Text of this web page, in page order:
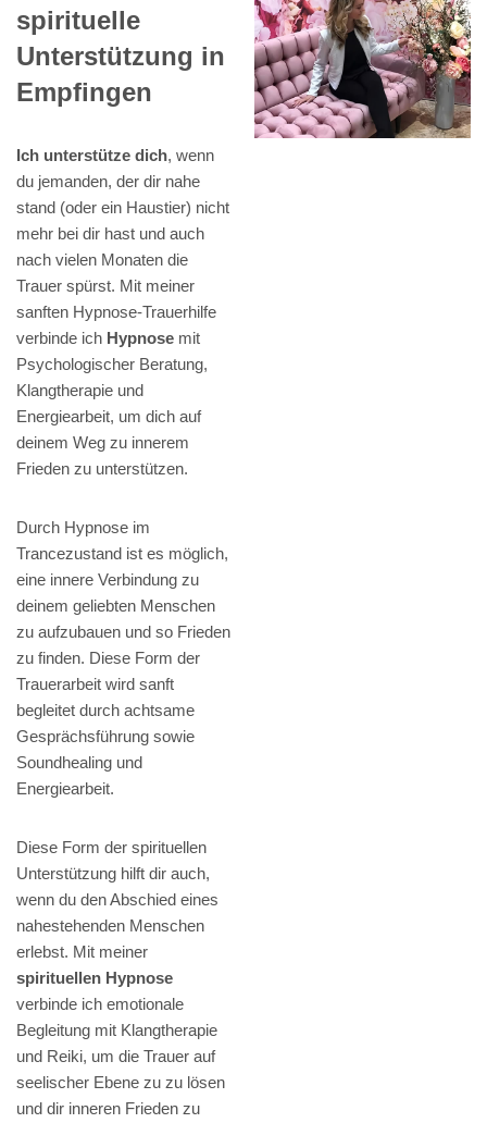
spirituelle
Unterstützung in
Empfingen
Ich unterstütze dich, wenn
du jemanden, der dir nahe
stand (oder ein Haustier) nicht
mehr bei dir hast und auch
nach vielen Monaten die
Trauer spürst. Mit meiner
sanften Hypnose-Trauerhilfe
verbinde ich Hypnose mit
Psychologischer Beratung,
Klangtherapie und
Energiearbeit, um dich auf
deinem Weg zu innerem
Frieden zu unterstützen.
Durch Hypnose im
Trancezustand ist es möglich,
eine innere Verbindung zu
deinem geliebten Menschen
zu aufzubauen und so Frieden
zu finden. Diese Form der
Trauerarbeit wird sanft
begleitet durch achtsame
Gesprächsführung sowie
Soundhealing und
Energiearbeit.
Diese Form der spirituellen
Unterstützung hilft dir auch,
wenn du den Abschied eines
nahestehenden Menschen
erlebst. Mit meiner
spirituellen Hypnose
verbinde ich emotionale
Begleitung mit Klangtherapie
und Reiki, um die Trauer auf
seelischer Ebene zu zu lösen
und dir inneren Frieden zu